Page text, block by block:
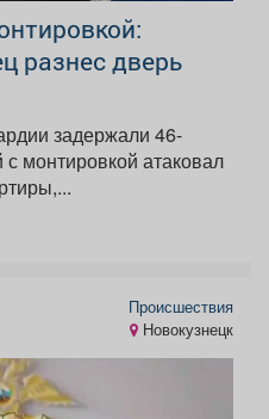
разнес дверь
задержали 46-
монтировкой атаковал
Происшествия
Новокузнецк